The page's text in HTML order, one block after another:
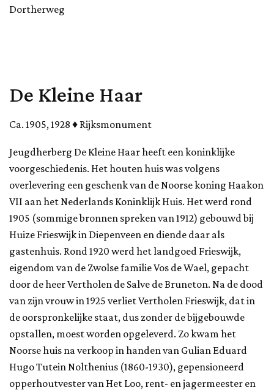
Dortherweg
De Kleine Haar
Ca. 1905, 1928 ♦ Rijksmonument
Jeugdherberg De Kleine Haar heeft een koninklijke
voorgeschiedenis. Het houten huis was volgens
overlevering een geschenk van de Noorse koning Haakon
VII aan het Nederlands Koninklijk Huis. Het werd rond
1905 (sommige bronnen spreken van 1912) gebouwd bij
Huize Frieswijk in Diepenveen en diende daar als
gastenhuis. Rond 1920 werd het landgoed Frieswijk,
eigendom van de Zwolse familie Vos de Wael, gepacht
door de heer Vertholen de Salve de Bruneton. Na de dood
van zijn vrouw in 1925 verliet Vertholen Frieswijk, dat in
de oorspronkelijke staat, dus zonder de bijgebouwde
opstallen, moest worden opgeleverd. Zo kwam het
Noorse huis na verkoop in handen van Gulian Eduard
Hugo Tutein Nolthenius (1860-1930), gepensioneerd
opperhoutvester van Het Loo, rent- en jagermeester en